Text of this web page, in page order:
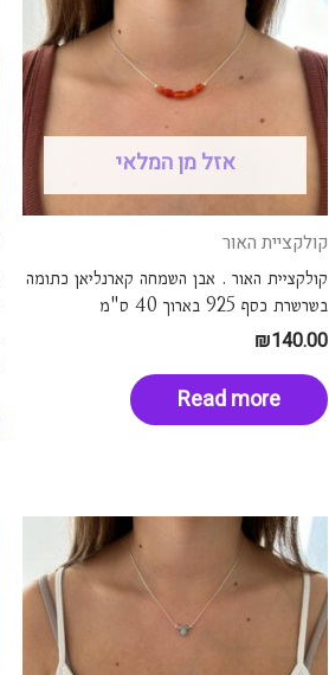
אזל מן המלאי
קולקציית האור
קולקציית האור . אבן השמחה קארנליאן כתומה
בשרשרת כסף 925 בארוך 40 ס"מ
₪140.00
Read more